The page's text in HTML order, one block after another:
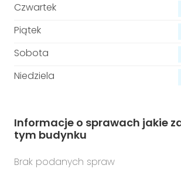
Czwartek
Piątek
Sobota
Niedziela
Informacje o sprawach jakie
tym budynku
Brak podanych spraw